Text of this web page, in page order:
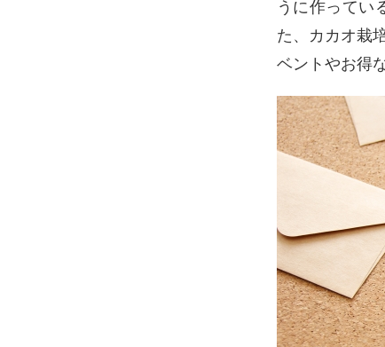
うに作ってい
た、カカオ栽
ベントやお得